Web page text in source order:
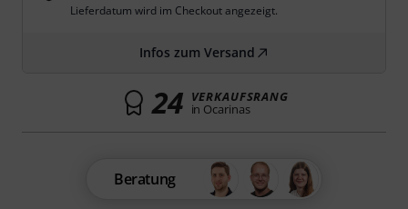
Lieferdatum wird im Checkout angezeigt.
Infos zum Versand
24 VERKAUFSRANG
in Ocarinas
Beratung